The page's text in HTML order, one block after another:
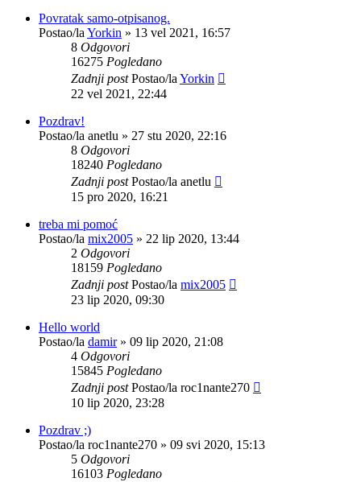
Povratak samo-otpisanog.
Postao/la Yorkin » 13 vel 2021, 16:57
8 Odgovori
16275 Pogledano
Zadnji postPostao/la Yorkin
22 vel 2021, 22:44
Pozdrav!
Postao/la anetlu » 27 stu 2020, 22:16
8 Odgovori
18240 Pogledano
Zadnji postPostao/la anetlu
15 pro 2020, 16:21
treba mi pomoć
Postao/la mix2005 » 22 lip 2020, 13:44
2 Odgovori
18159 Pogledano
Zadnji postPostao/la mix2005
23 lip 2020, 09:30
Hello world
Postao/la damir» 09 lip 2020, 21:08
4 Odgovori
15845 Pogledano
Zadnji postPostao/la roc1nante270
10 lip 2020, 23:28
Pozdrav ;)
Postao/la roc1nante270 » 09 svi 2020, 15:13
5 Odgovori
16103 Pogledano